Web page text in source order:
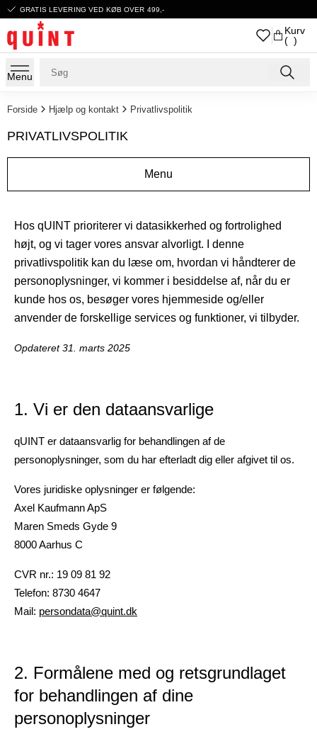
GRATIS LEVERING VED KØB OVER 499,-
Kurv
( )
Menu
Forside Hjælp og kontakt Privatlivspolitik
PRIVATLIVSPOLITIK
Menu
Hos qUINT prioriterer vi datasikkerhed og fortrolighed
højt, og vi tager vores ansvar alvorligt. I denne
privatlivspolitik kan du læse om, hvordan vi håndterer de
personoplysninger, vi kommer i besiddelse af, når du er
kunde hos os, besøger vores hjemmeside og/eller
anvender de forskellige services og funktioner, vi tilbyder.
Opdateret 31. marts 2025
1. Vi er den dataansvarlige
qUINT er dataansvarlig for behandlingen af de
personoplysninger, som du har efterladt dig eller afgivet til os.
Vores juridiske oplysninger er følgende:
Axel Kaufmann ApS
Maren Smeds Gyde 9
8000 Aarhus C
CVR nr.: 19 09 81 92
Telefon: 8730 4647
Mail: persondata@quint.dk
2. Formålene med og retsgrundlaget
for behandlingen af dine
personoplysninger